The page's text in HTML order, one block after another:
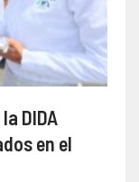
DIDA
en el